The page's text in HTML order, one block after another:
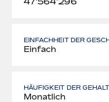
EINFACHHEIT DER
Einfach
HÄUFIGKEIT DER
Monatlich